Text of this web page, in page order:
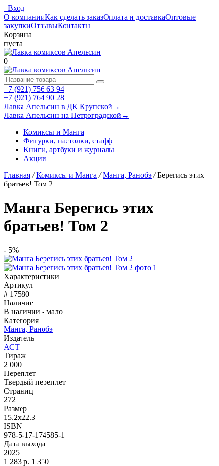
Вход
О компанииКак сделать заказОплата и доставкаОптовые
закупкиОтзывыКонтакты
Корзина
пуста
0
+7 (921) 756 63 94
+7 (921) 764 90 28
Лавка Апельсин в ДК Крупской →
Лавка Апельсин на Петроградской →
Комиксы и Манга
Фигурки, настолки, стафф
Книги, артбуки и журналы
Акции
Главная / Комиксы и Манга / Манга, Ранобэ / Берегись этих
братьев! Том 2
Манга Берегись этих
братьев! Том 2
- 5%
Характеристики
Артикул
# 17580
Наличие
В наличии - мало
Категория
Манга, Ранобэ
Издатель
АСТ
Тираж
2 000
Переплет
Твердый переплет
Страниц
272
Размер
15.2x22.3
ISBN
978-5-17-174585-1
Дата выхода
2025
1 283 р. 1 350